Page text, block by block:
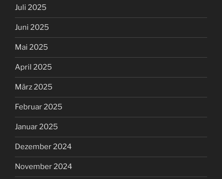
Juli 2025
Juni 2025
Mai 2025
April 2025
März 2025
Februar 2025
Januar 2025
Dezember 2024
November 2024